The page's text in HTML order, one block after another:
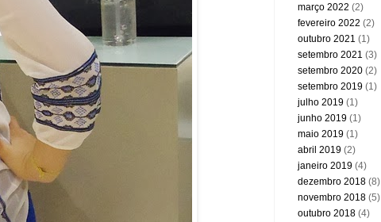
março 2022 (2)
fevereiro 2022 (2)
outubro 2021 (1)
setembro 2021 (3)
setembro 2020 (2)
setembro 2019 (1)
julho 2019 (1)
junho 2019 (1)
maio 2019 (1)
abril 2019 (2)
janeiro 2019 (4)
dezembro 2018 (8)
novembro 2018 (5)
outubro 2018 (4)